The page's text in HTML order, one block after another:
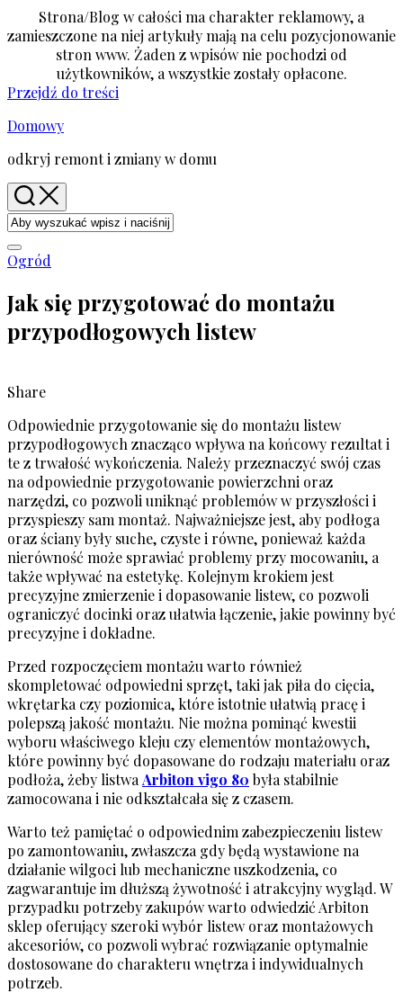
Strona/Blog w całości ma charakter reklamowy, a
zamieszczone na niej artykuły mają na celu pozycjonowanie
stron www. Żaden z wpisów nie pochodzi od
użytkowników, a wszystkie zostały opłacone.
Przejdź do treści
Domowy
odkryj remont i zmiany w domu
Ogród
Jak się przygotować do montażu
przypodłogowych listew
Share
Odpowiednie przygotowanie się do montażu listew
przypodłogowych znacząco wpływa na końcowy rezultat i
te z trwałość wykończenia. Należy przeznaczyć swój czas
na odpowiednie przygotowanie powierzchni oraz
narzędzi, co pozwoli uniknąć problemów w przyszłości i
przyspieszy sam montaż. Najważniejsze jest, aby podłoga
oraz ściany były suche, czyste i równe, ponieważ każda
nierówność może sprawiać problemy przy mocowaniu, a
także wpływać na estetykę. Kolejnym krokiem jest
precyzyjne zmierzenie i dopasowanie listew, co pozwoli
ograniczyć docinki oraz ułatwia łączenie, jakie powinny być
precyzyjne i dokładne.
Przed rozpoczęciem montażu warto również
skompletować odpowiedni sprzęt, taki jak piła do cięcia,
wkrętarka czy poziomica, które istotnie ułatwią pracę i
polepszą jakość montażu. Nie można pominąć kwestii
wyboru właściwego kleju czy elementów montażowych,
które powinny być dopasowane do rodzaju materiału oraz
podłoża, żeby listwa Arbiton vigo 80 była stabilnie
zamocowana i nie odkształcała się z czasem.
Warto też pamiętać o odpowiednim zabezpieczeniu listew
po zamontowaniu, zwłaszcza gdy będą wystawione na
działanie wilgoci lub mechaniczne uszkodzenia, co
zagwarantuje im dłuższą żywotność i atrakcyjny wygląd. W
przypadku potrzeby zakupów warto odwiedzić Arbiton
sklep oferujący szeroki wybór listew oraz montażowych
akcesoriów, co pozwoli wybrać rozwiązanie optymalnie
dostosowane do charakteru wnętrza i indywidualnych
potrzeb.